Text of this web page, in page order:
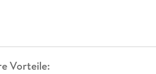
Vorteile: